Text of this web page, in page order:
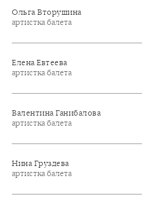
Ольга Вторушина
артистка балета
Елена Евтеева
артистка балета
Валентина Ганибалова
артистка балета
Нина Груздева
артистка балета